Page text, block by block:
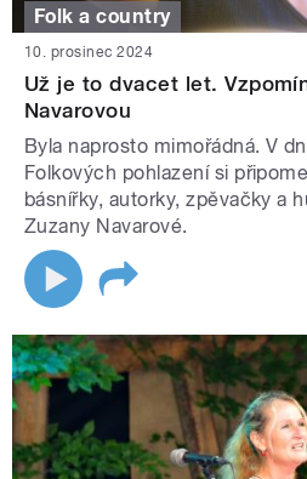
Folk a country
10. prosinec 2024
Už je to dvacet let.
Navarovou
Byla naprosto mimořádná. V
Folkových pohlazení si
básnířky, autorky, zpěvačky a
Zuzany Navarové.